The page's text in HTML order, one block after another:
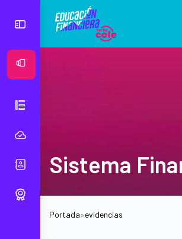
Sistema
Portada»evidencias